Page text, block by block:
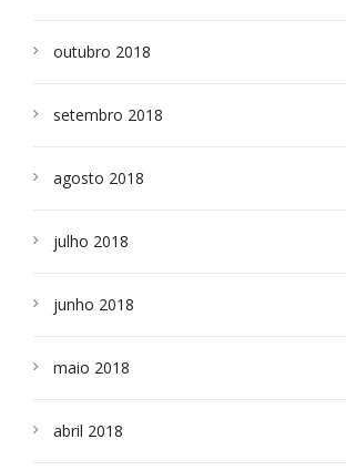
outubro 2018
setembro 2018
agosto 2018
julho 2018
junho 2018
maio 2018
abril 2018